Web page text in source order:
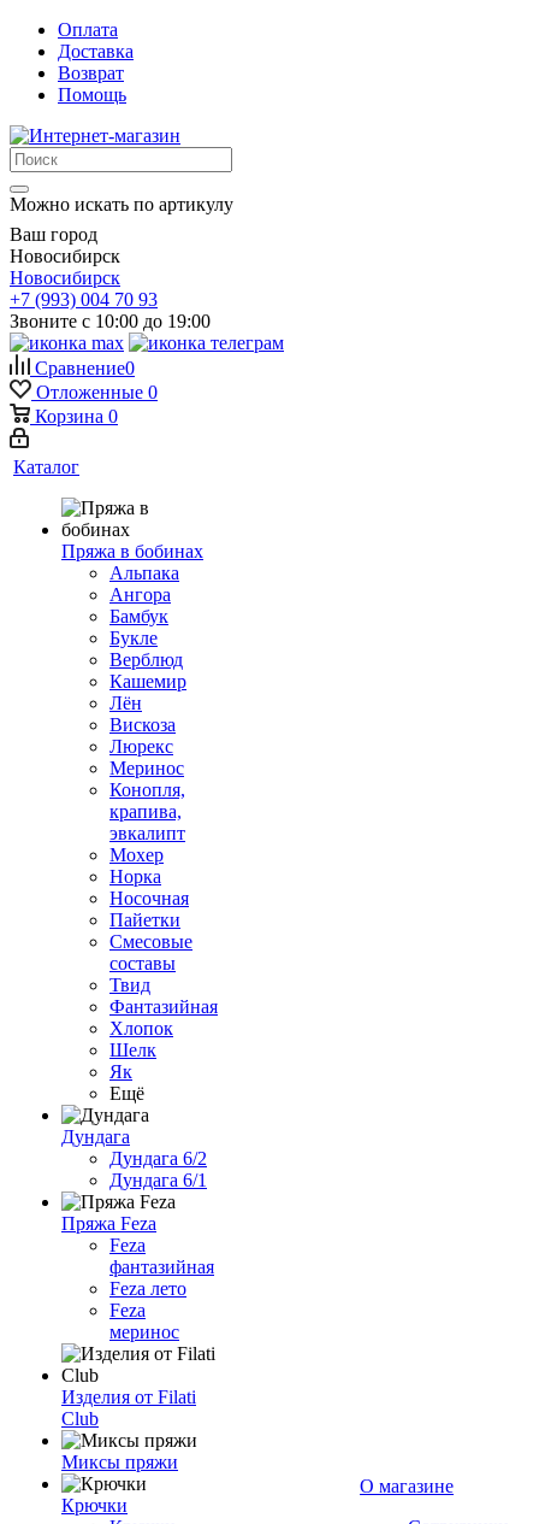
Оплата
Доставка
Возврат
Помощь
Можно искать по артикулу
Ваш город
Новосибирск
Новосибирск
+7 (993) 004 70 93
Звоните с 10:00 до 19:00
Сравнение0
Отложенные 0
Корзина 0
Каталог
Пряжа в бобинах
Альпака
Ангора
Бамбук
Букле
Верблюд
Кашемир
Лён
Вискоза
Люрекс
Меринос
Конопля,
крапива,
эвкалипт
Мохер
Норка
Носочная
Пайетки
Смесовые
составы
Твид
Фантазийная
Хлопок
Шелк
Як
Ещё
Дундага
Дундага 6/2
Дундага 6/1
Пряжа Feza
Feza
фантазийная
Feza лето
Feza
меринос
Изделия от Filati
Club
Миксы пряжи
Крючки
О магазине